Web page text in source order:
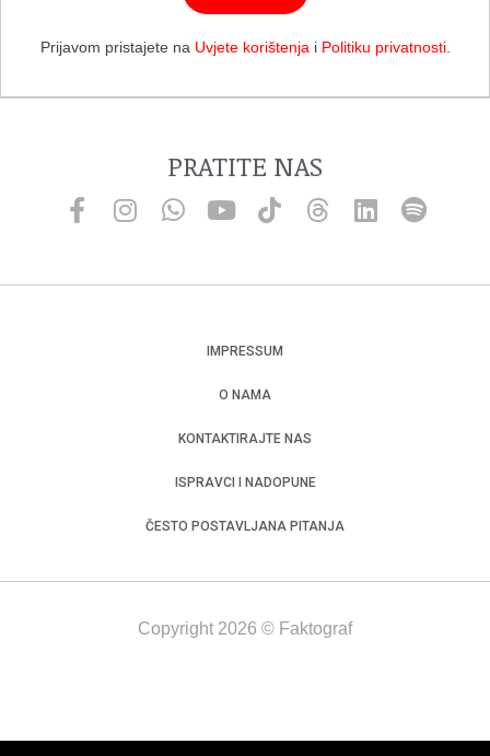
Prijavom pristajete na Uvjete korištenja i Politiku privatnosti.
PRATITE NAS
IMPRESSUM
O NAMA
KONTAKTIRAJTE NAS
ISPRAVCI I NADOPUNE
ČESTO POSTAVLJANA PITANJA
Copyright 2026 © Faktograf